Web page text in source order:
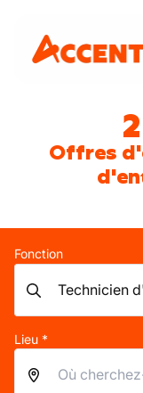
Offres
Fonction
Lieu *